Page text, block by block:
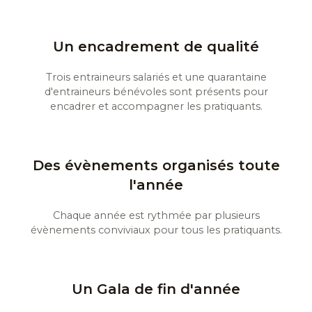
Un encadrement de qualité
Trois entraineurs salariés et une quarantaine
d'entraineurs bénévoles sont présents pour
encadrer et accompagner les pratiquants.
Des évènements organisés toute
l'année
Chaque année est rythmée par plusieurs
évènements conviviaux pour tous les pratiquants.
Un Gala de fin d'année